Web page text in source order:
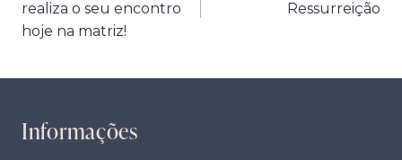
Post
realiza o seu encontro
hoje na matriz!
Ressurreição
Informações